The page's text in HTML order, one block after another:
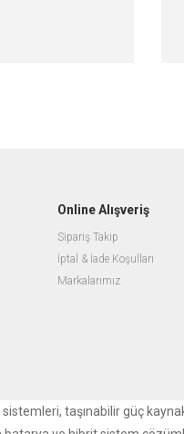
Online Alışveriş
Sipariş Takip
İptal & İade Koşulları
Markalarımız
taşınabilir güç